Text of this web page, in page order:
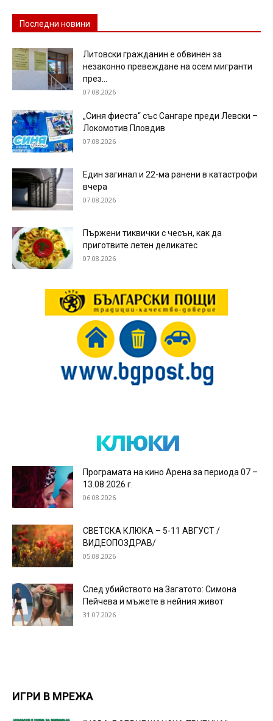
Последни новини
Литовски гражданин е обвинен за
незаконно превеждане на осем мигранти
през...
07.08.2026
„Синя фиеста“ със Сангаре преди Левски –
Локомотив Пловдив
07.08.2026
Един загинал и 22-ма ранени в катастрофи
вчера
07.08.2026
Пържени тиквички с чесън, как да
приготвите летен деликатес
07.08.2026
клюки
Програмата на кино Арена за периода 07 –
13.08.2026 г.
06.08.2026
СВЕТСКА КЛЮКА – 5-11 АВГУСТ /
ВИДЕОПОЗДРАВ/
05.08.2026
След убийството на Загатото: Симона
Пейчева и мъжете в нейния живот
31.07.2026
ИГРИ В МРЕЖА